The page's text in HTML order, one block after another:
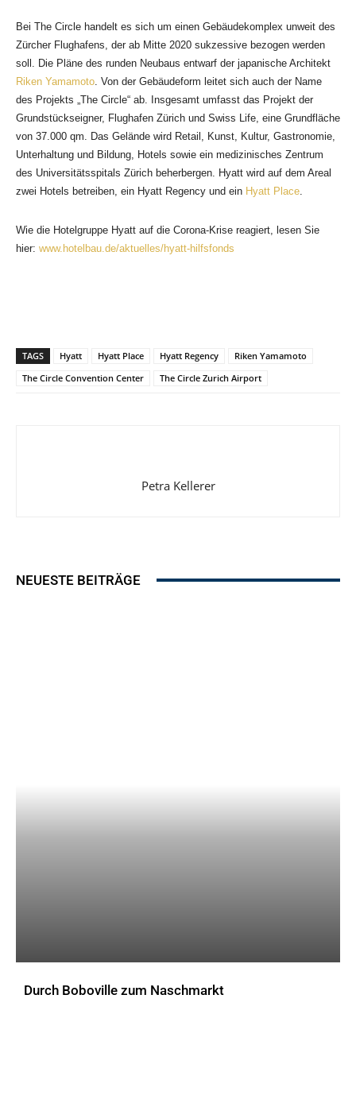
Die Lobby des ersten Schweizer Hyatt Regency. Bild: moka-studio 2017
Die Terrasse der Regency Club Lounge. Bild: moka-studio 2017
Bei The Circle handelt es sich um einen Gebäudekomplex unweit des
Zürcher Flughafens, der ab Mitte 2020 sukzessive bezogen werden
soll. Die Pläne des runden Neubaus entwarf der japanische Architekt
Riken Yamamoto . Von der Gebäudeform leitet sich auch der Name
des Projekts „The Circle“ ab. Insgesamt umfasst das Projekt der
Grundstückseigner, Flughafen Zürich und Swiss Life, eine Grundfläche
von 37.000 qm. Das Gelände wird Retail, Kunst, Kultur, Gastronomie,
Unterhaltung und Bildung, Hotels sowie ein medizinisches Zentrum
des Universitätsspitals Zürich beherbergen. Hyatt wird auf dem Areal
zwei Hotels betreiben, ein Hyatt Regency und ein Hyatt Place
Wie die Hotelgruppe Hyatt auf die Corona-Krise reagiert, lesen Sie
hier: www.hotelbau.de/aktuelles/hyatt-hilfsfonds
TAGS Hyatt Hyatt Place Hyatt Regency
Riken Yamamoto
The Circle Convention Center
The Circle Zurich Airport
Petra Kellerer
NEUESTE BEITRÄGE
Durch Boboville zum Naschmarkt